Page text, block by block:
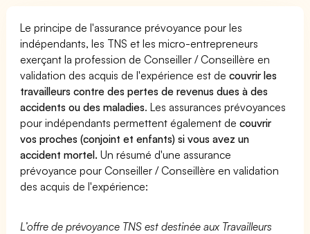
Le principe de l'assurance prévoyance pour les
indépendants, les TNS et les micro-entrepreneurs
exerçant la profession de Conseiller / Conseillère en
validation des acquis de l'expérience est decouvrir les
travailleurs contre des pertes de revenus dues à des
accidents ou des maladies. Les assurances prévoyances
pour indépendants permettent également decouvrir
vos proches (conjoint et enfants) si vous avez un
accident mortel. Un résumé d'une assurance
prévoyance pour Conseiller / Conseillère en validation
des acquis de l'expérience:
L’offre de prévoyance TNS est destinée aux Travailleurs